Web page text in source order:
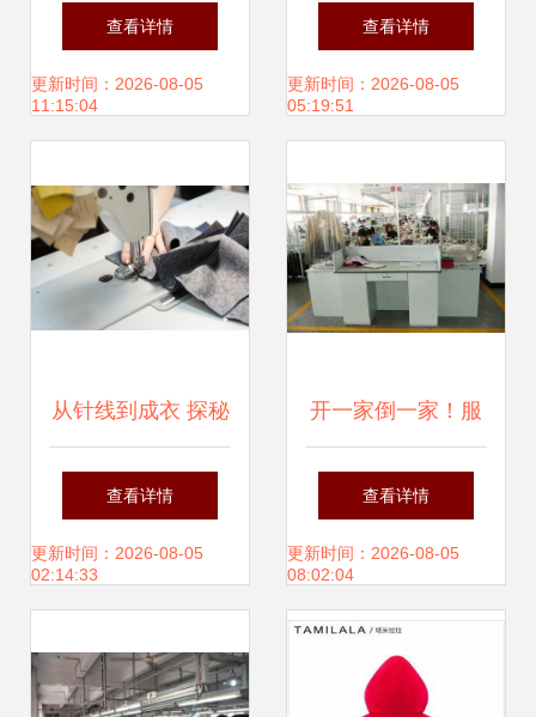
厂家清仓特卖会12
月30日盛大开幕！
供
查看详情
更新时间：2026-08-05
11:15:04
新时代，辅料升级
助力“私人定制”蓬
查看详情
更新时间：2026-08-05
05:19:51
从针线到成衣 探秘
服装制造中的核心
缝制工艺
查看详情
更新时间：2026-08-05
02:14:33
开一家倒一家！服
装制造为何陷入寒
冬？
查看详情
更新时间：2026-08-05
08:02:04